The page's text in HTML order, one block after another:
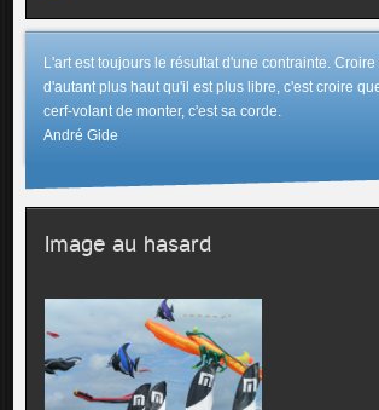
L'art est toujours le résultat d'une contrainte.
d'autant plus haut qu'il est plus libre, c'est croire
cerf-volant de monter, c'est sa corde.
André Gide
Image au hasard